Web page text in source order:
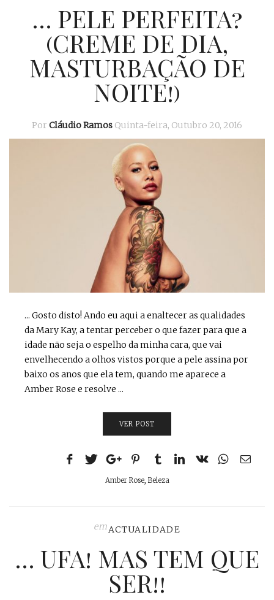
… PELE PERFEITA?
(CREME DE DIA,
MASTURBAÇÃO DE
NOITE!)
Por Cláudio Ramos Quinta-feira, Outubro 20, 2016
... Gosto disto! Ando eu aqui a enaltecer as qualidades
da Mary Kay, a tentar perceber o que fazer para que a
idade não seja o espelho da minha cara, que vai
envelhecendo a olhos vistos porque a pele assina por
baixo os anos que ela tem, quando me aparece a
Amber Rose e resolve ...
VER POST
Amber Rose, Beleza
emACTUALIDADE
… UFA! MAS TEM QUE
SER!!